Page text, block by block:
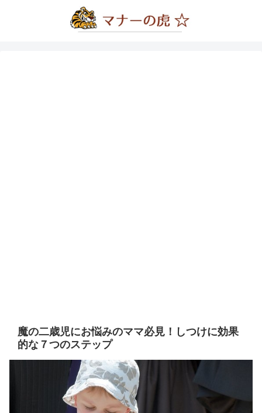
魔の二歳児にお悩みのママ必見！しつけに効果
的な７つのステップ